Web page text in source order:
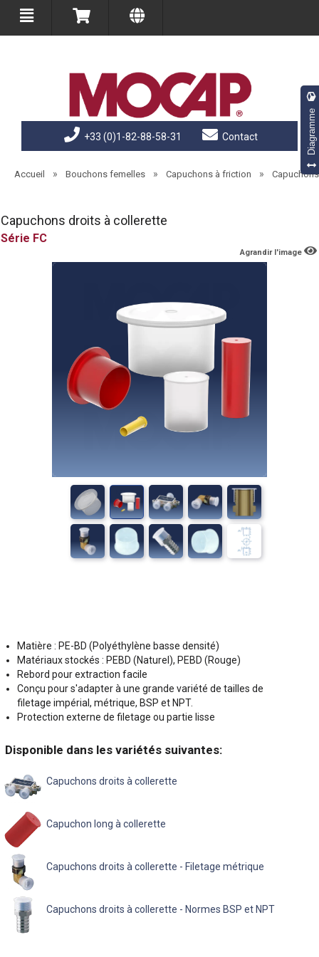
+33 (0)1-82-88-58-31 Contact
Accueil » Bouchons femelles » Capuchons à friction »
Capuchons droits à collerette
FC
Agrandir l'image
Matière : PE-BD (Polyéthylène basse densité)
Matériaux stockés : PEBD (Naturel), PEBD (Rouge)
Rebord pour extraction facile
Conçu pour s'adapter à une grande variété de tailles de
filetage impérial, métrique, BSP et NPT.
Protection externe de filetage ou partie lisse
Disponible dans les variétés suivantes:
Capuchons droits à collerette
Capuchon long à collerette
Capuchons droits à collerette - Filetage métrique
Capuchons droits à collerette - Normes BSP et NPT
Diagramme